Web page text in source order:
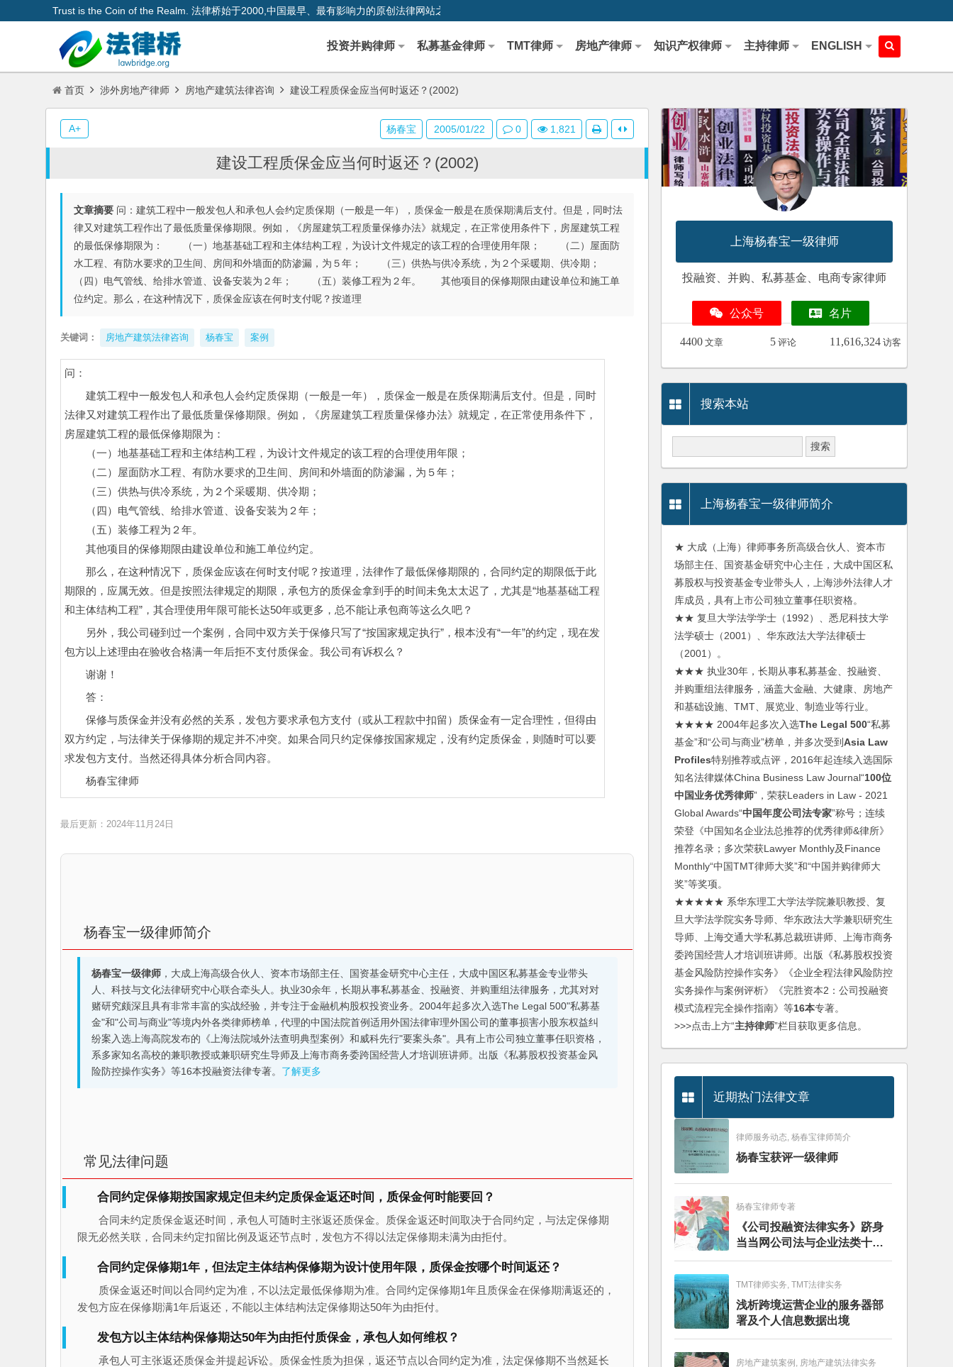
Trust is the Coin of the Realm. 法律桥始于2000,中国最早、最有影响力的原创法律网站之一
投资并购律师 私募基金律师 TMT律师 房地产律师 知识产权律师 主持律师 ENGLISH
首页 涉外房地产律师 房地产建筑法律咨询 建设工程质保金应当何时返还？(2002)
建设工程质保金应当何时返还？(2002)
文章摘要 问：建筑工程中一般发包人和承包人会约定质保期（一般是一年），质保金一般是在质保期满后支付。但是，同时法
律又对建筑工程作出了最低质量保修期限。例如，《房屋建筑工程质量保修办法》就规定，在正常使用条件下，房屋建筑工程
的最低保修期限为： （一）地基基础工程和主体结构工程，为设计文件规定的该工程的合理使用年限； （二）屋面防
水工程、有防水要求的卫生间、房间和外墙面的防渗漏，为５年； （三）供热与供冷系统，为２个采暖期、供冷期；
（四）电气管线、给排水管道、设备安装为２年； （五）装修工程为２年。 其他项目的保修期限由建设单位和施工单
位约定。那么，在这种情况下，质保金应该在何时支付呢？按道理
关键词： 房地产建筑法律咨询 杨春宝 案例
问：
建筑工程中一般发包人和承包人会约定质保期（一般是一年），质保金一般是在质保期满后支付。但是，同时
法律又对建筑工程作出了最低质量保修期限。例如，《房屋建筑工程质量保修办法》就规定，在正常使用条件下，
房屋建筑工程的最低保修期限为：
（一）地基基础工程和主体结构工程，为设计文件规定的该工程的合理使用年限；
（二）屋面防水工程、有防水要求的卫生间、房间和外墙面的防渗漏，为５年；
（三）供热与供冷系统，为２个采暖期、供冷期；
（四）电气管线、给排水管道、设备安装为２年；
（五）装修工程为２年。
其他项目的保修期限由建设单位和施工单位约定。
那么，在这种情况下，质保金应该在何时支付呢？按道理，法律作了最低保修期限的，合同约定的期限低于此
期限的，应属无效。但是按照法律规定的期限，承包方的质保金拿到手的时间未免太太迟了，尤其是“地基基础工程
和主体结构工程”，其合理使用年限可能长达50年或更多，总不能让承包商等这么久吧？
另外，我公司碰到过一个案例，合同中双方关于保修只写了“按国家规定执行”，根本没有“一年”的约定，现在发
包方以上述理由在验收合格满一年后拒不支付质保金。我公司有诉权么？
谢谢！
答：
保修与质保金并没有必然的关系，发包方要求承包方支付（或从工程款中扣留）质保金有一定合理性，但得由
双方约定，与法律关于保修期的规定并不冲突。如果合同只约定保修按国家规定，没有约定质保金，则随时可以要
求发包方支付。当然还得具体分析合同内容。
杨春宝律师
最后更新：2024年11月24日
杨春宝一级律师简介
杨春宝一级律师，大成上海高级合伙人、资本市场部主任、国资基金研究中心主任，大成中国区私募基金专业带头
人、科技与文化法律研究中心联合牵头人。执业30余年，长期从事私募基金、投融资、并购重组法律服务，尤其对对
赌研究颇深且具有非常丰富的实战经验，并专注于金融机构股权投资业务。2004年起多次入选The Legal 500"私募基
金"和"公司与商业"等境内外各类律师榜单，代理的中国法院首例适用外国法律审理外国公司的董事损害小股东权益纠
纷案入选上海高院发布的《上海法院域外法查明典型案例》和威科先行"要案头条"。具有上市公司独立董事任职资格，
系多家知名高校的兼职教授或兼职研究生导师及上海市商务委跨国经营人才培训班讲师。出版《私募股权投资基金风
险防控操作实务》等16本投融资法律专著。 了解更多
常见法律问题
合同约定保修期按国家规定但未约定质保金返还时间，质保金何时能要回？
合同未约定质保金返还时间，承包人可随时主张返还质保金。质保金返还时间取决于合同约定，与法定保修期
限无必然关联，合同未约定扣留比例及返还节点时，发包方不得以法定保修期未满为由拒付。
合同约定保修期1年，但法定主体结构保修期为设计使用年限，质保金按哪个时间返还？
质保金返还时间以合同约定为准，不以法定最低保修期为准。合同约定保修期1年且质保金在保修期满返还的，
发包方应在保修期满1年后返还，不能以主体结构法定保修期达50年为由拒付。
发包方以主体结构保修期达50年为由拒付质保金，承包人如何维权？
承包人可主张返还质保金并提起诉讼。质保金性质为担保，返还节点以合同约定为准，法定保修期不当然延长
杨春宝 2005/01/22 0 1,821
A+
上海杨春宝一级律师
投融资、并购、私募基金、电商专家律师
公众号 名片
4400 文章 5 评论 11,616,324 访客
搜索本站
上海杨春宝一级律师简介
★ 大成（上海）律师事务所高级合伙人、资本市
场部主任、国资基金研究中心主任，大成中国区私
募股权与投资基金专业带头人，上海涉外法律人才
库成员，具有上市公司独立董事任职资格。
★★ 复旦大学法学学士（1992）、悉尼科技大学
法学硕士（2001）、华东政法大学法律硕士
（2001）。
★★★ 执业30年，长期从事私募基金、投融资、
并购重组法律服务，涵盖大金融、大健康、房地产
和基础设施、TMT、展览业、制造业等行业。
★★★★ 2004年起多次入选The Legal 500“私募
基金”和“公司与商业”榜单，并多次受到Asia Law
Profiles特别推荐或点评，2016年起连续入选国际
知名法律媒体China Business Law Journal“100位
中国业务优秀律师”，荣获Leaders in Law - 2021
Global Awards“中国年度公司法专家”称号；连续
荣登《中国知名企业法总推荐的优秀律师&律所》
推荐名录；多次荣获Lawyer Monthly及Finance
Monthly“中国TMT律师大奖”和“中国并购律师大
奖”等奖项。
★★★★★ 系华东理工大学法学院兼职教授、复
旦大学法学院实务导师、华东政法大学兼职研究生
导师、上海交通大学私募总裁班讲师、上海市商务
委跨国经营人才培训班讲师。出版《私募股权投资
基金风险防控操作实务》《企业全程法律风险防控
实务操作与案例评析》《完胜资本2：公司投融资
模式流程完全操作指南》等16本专著。
>>>点击上方“主持律师”栏目获取更多信息。
近期热门法律文章
律师服务动态, 杨春宝律师简介
杨春宝获评一级律师
杨春宝律师专著
《公司投融资法律实务》跻身
当当网公司法与企业法类十大
畅销图书榜
TMT律师实务, TMT法律实务
浅析跨境运营企业的服务器部
署及个人信息数据出境
房地产建筑案例, 房地产建筑法律实务